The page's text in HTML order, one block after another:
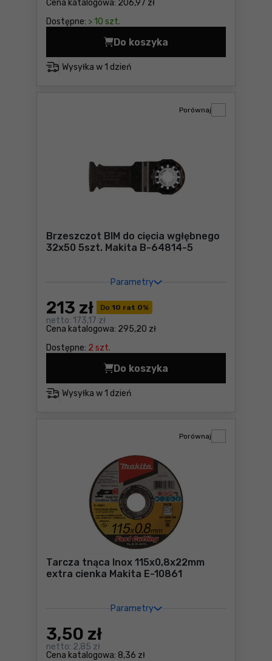
Cena katalogowa: 206,97 zł
Dostępne: > 10 szt.
Wysyłka w 1 dzień
Do koszyka
Skrzynia modułowa Qbrick
Brzeszczot BIM do cięcia wgłębnego
32x50 5szt. Makita B-64814-5
Parametry
Do 10 rat 0%
Cena katalogowa: 295,20 zł
213 zł
netto: 173,17 zł
Dostępne: 2 szt.
Porównaj
Wysyłka w 1 dzień
Do koszyka
Brzeszczot BIM do cięcia
Tarcza tnąca Inox 115x0,8x22mm
extra cienka Makita E-10861
Parametry
Cena katalogowa: 8,36 zł
3,50 zł
netto: 2,85 zł
Porównaj